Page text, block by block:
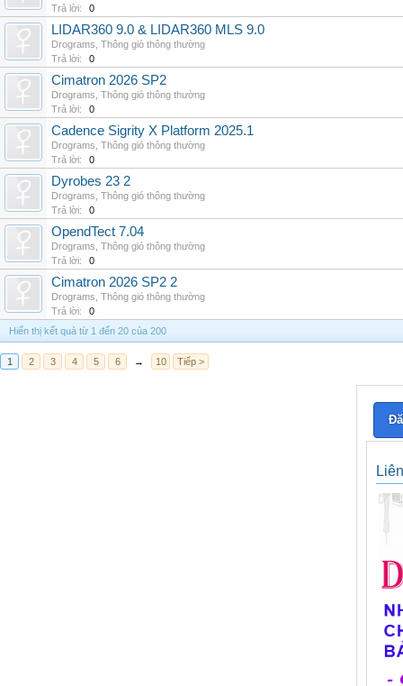
Trả lời:
0
LIDAR360 9.0 & LIDAR360 MLS 9.0
Drograms Thông gió thông thường
Trả lời:
0
Cimatron 2026 SP2
Drograms Thông gió thông thường
Trả lời:
0
Cadence Sigrity X Platform 2025.1
Drograms Thông gió thông thường
Trả lời:
0
Dyrobes 23 2
Drograms Thông gió thông thường
Trả lời:
0
OpendTect 7.04
Drograms Thông gió thông thường
Trả lời:
0
Cimatron 2026 SP2 2
Drograms Thông gió thông thường
Trả lời:
0
Hiển thị kết quả từ 1 đến 20 của 200
1 2 3 4 5 6 → 10 Tiếp >